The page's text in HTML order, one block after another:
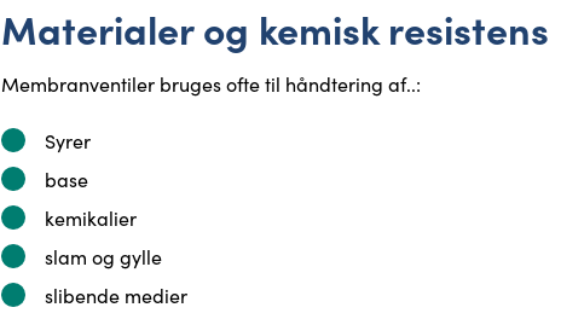
Materialer og kemisk resistens
Membranventiler bruges ofte til håndtering af..:
Syrer
base
kemikalier
slam og gylle
slibende medier